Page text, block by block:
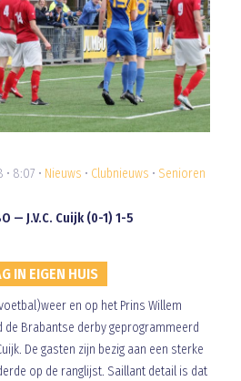
8:07 • Nieuws • Clubnieuws • Senioren
— J.V.C. Cuijk (0-1) 1-5
IN EIGEN HUIS
en op het Prins Willem
Brabantse derby geprogrammeerd
De gasten zijn bezig aan een sterke
op de ranglijst. Saillant detail is dat